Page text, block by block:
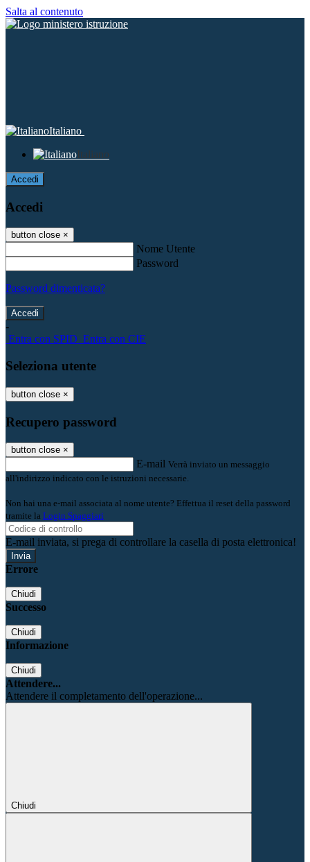
Salta al contenuto
Italiano
Italiano
Accedi
Accedi
button close ×
Nome Utente
Password
Password dimenticata?
-
Entra con SPID Entra con CIE
Seleziona utente
button close ×
Recupero password
button close ×
E-mail Verrà inviato un messaggio
all'indirizzo indicato con le istruzioni necessarie.
Non hai una e-mail associata al nome utente? Effettua il reset della password
tramite la Login Spaggiari
E-mail inviata, si prega di controllare la casella di posta elettronica!
Errore
Chiudi
Successo
Chiudi
Informazione
Chiudi
Attendere...
Attendere il completamento dell'operazione...
Chiudi